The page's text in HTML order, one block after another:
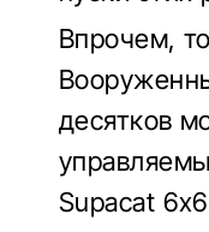
Впрочем,
десятков
Supacat